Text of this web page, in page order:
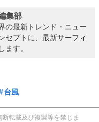
集部
の最新トレンド・ニュー
セプトに、最新サーフィ
ます。
台風
転載及び複製等を禁じま